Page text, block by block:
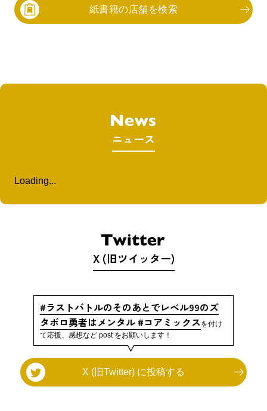
紙書籍の店舗を検索
ニュース
Loading...
X (旧ツイッター)
#ラストバトルのそのあとでレベル99のズ
タボロ勇者はメンタル #コアミックスを付け
て応援、感想など post をお願いします！
X (旧Twitter) に投稿する